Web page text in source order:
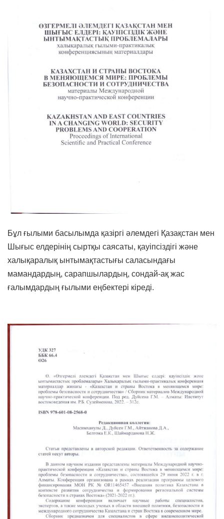
Бұл ғылыми басылымда қазіргі әлемдегі Қазақстан мен
Шығыс елдерінің сыртқы саясаты, қауіпсіздігі және
халықаралық ынтымақтастығы саласындағы
мамандардың, сарапшылардың, сондай-ақ жас
ғалымдардың ғылыми еңбектері кіреді.